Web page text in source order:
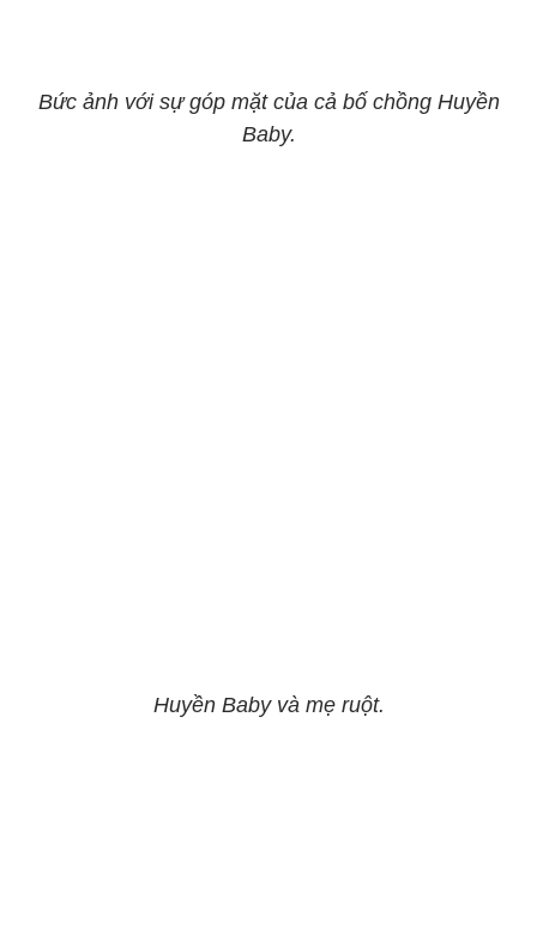
Bức ảnh với sự góp mặt của cả bố chồng Huyền
Baby.
Huyền Baby và mẹ ruột.